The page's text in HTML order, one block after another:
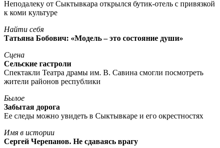
Неподалеку от Сыктывкара открылся бутик-отель с привязкой
к коми культуре
Найти себя
Татьяна Бобович: «Модель – это состояние души»
Сцена
Сельские гастроли
Спектакли Театра драмы им. В. Савина смогли посмотреть
жители районов республики
Былое
Забытая дорога
Ее следы можно увидеть в Сыктывкаре и его окрестностях
Имя в истории
Сергей Черепанов. Не сдаваясь врагу